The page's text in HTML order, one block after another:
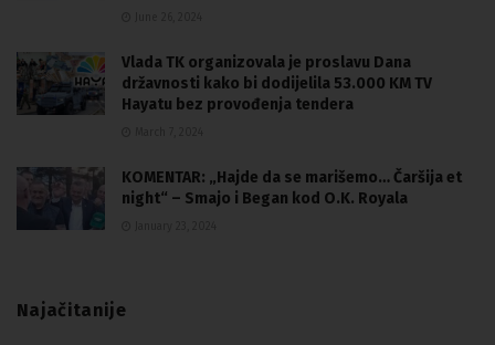
Vlada TK organizovala je proslavu Dana
državnosti kako bi dodijelila 53.000 KM TV
Hayatu bez provođenja tendera
KOMENTAR: „Hajde da se marišemo… Čaršija et
night“ – Smajo i Began kod O.K. Royala
Najačitanije